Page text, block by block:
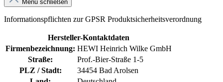
Menü schließen
Informationspflichten zur GPSR Produktsicherheitsverordnung
Hersteller-Kontaktdaten
Firmenbezeichnung: HEWI Heinrich Wilke GmbH
Straße:
Prof.-Bier-Straße 1-5
PLZ / Stadt:
34454 Bad Arolsen